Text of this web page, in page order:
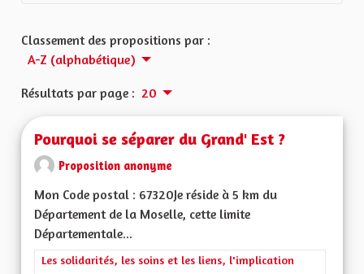
Classement des propositions par :
A-Z (alphabétique)
Résultats par page : 20
Pourquoi se séparer du Grand' Est ?
Proposition anonyme
Mon Code postal : 67320Je réside à 5 km du
Département de la Moselle, cette limite
Départementale...
Filtrer les résultats de la catégorie : Les solidarités, les soins
Les solidarités, les soins et les liens, l'implication